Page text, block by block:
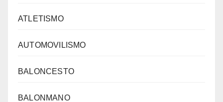
ATLETISMO
AUTOMOVILISMO
BALONCESTO
BALONMANO